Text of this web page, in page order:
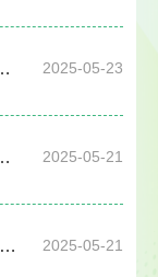
2025-05-23
2025-05-21
2025-05-21